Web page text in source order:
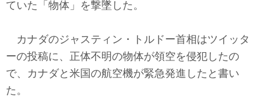
コメンタリー
社説
ビル・ガーツ
ていた「物体」を撃墜した。
カナダのジャスティン・トルドー首相はツイッタ
ーの投稿に、正体不明の物体が領空を侵犯したの
で、カナダと米国の航空機が緊急発進したと書い
た。